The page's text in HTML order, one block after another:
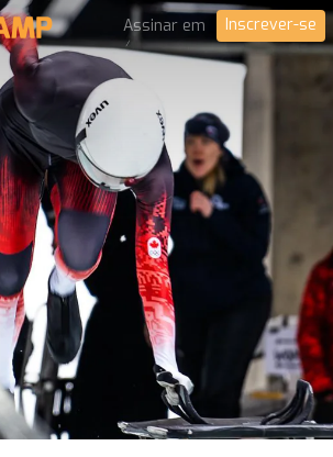
Assinar em Inscrever-se